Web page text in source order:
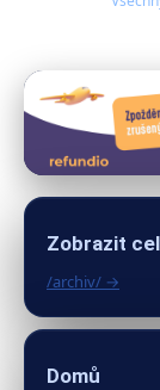
Zobrazit
/archiv/ →
Domů